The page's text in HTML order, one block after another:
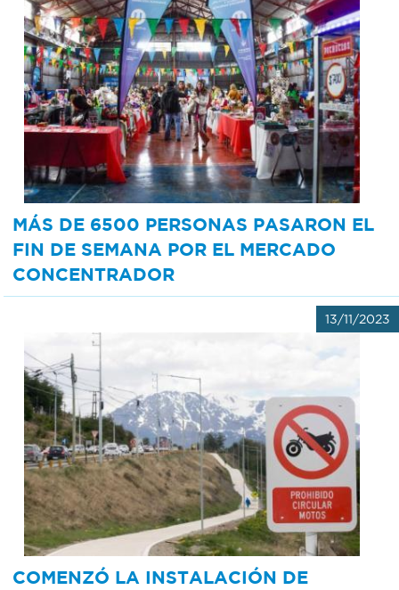
MÁS DE 6500 PERSONAS PASARON EL
FIN DE SEMANA POR EL MERCADO
CONCENTRADOR
13/11/2023
COMENZÓ LA INSTALACIÓN DE